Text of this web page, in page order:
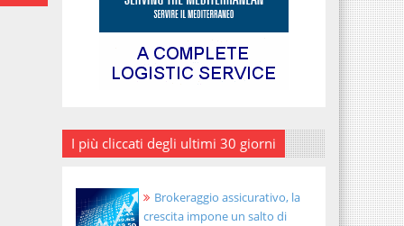
I più cliccati degli ultimi 30 giorni
Brokeraggio assicurativo, la
crescita impone un salto di